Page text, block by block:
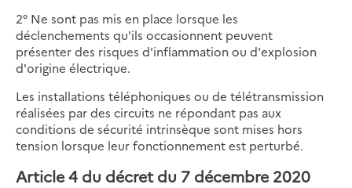
2° Ne sont pas mis en place lorsque les
déclenchements qu'ils occasionnent peuvent
présenter des risques d'inflammation ou d'explosion
d'origine électrique.
Les installations téléphoniques ou de télétransmission
réalisées par des circuits ne répondant pas aux
conditions de sécurité intrinsèque sont mises hors
tension lorsque leur fonctionnement est perturbé.
Article 4 du décret du 7 décembre 2020